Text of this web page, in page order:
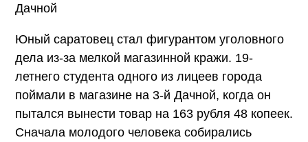
Дачной
Юный саратовец стал фигурантом уголовного
дела из-за мелкой магазинной кражи. 19-
летнего студента одного из лицеев города
поймали в магазине на 3-й Дачной, когда он
пытался вынести товар на 163 рубля 48 копеек.
Сначала молодого человека собирались